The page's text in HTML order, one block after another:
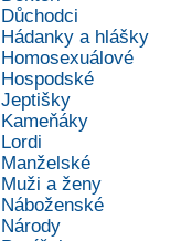
Důchodci
Hádanky a hlášky
Homosexuálové
Hospodské
Jeptišky
Kameňáky
Lordi
Manželské
Muži a ženy
Náboženské
Národy